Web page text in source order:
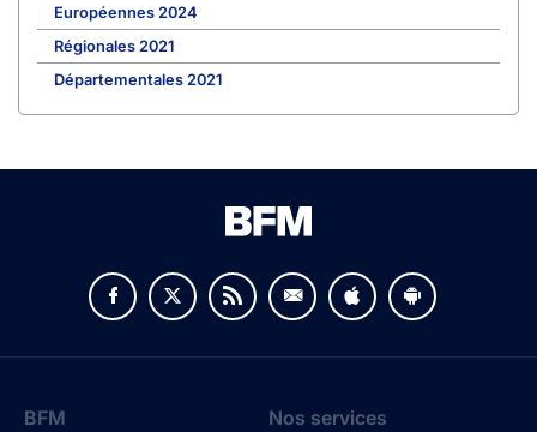
Européennes 2024
Régionales 2021
Départementales 2021
BFM Nos services